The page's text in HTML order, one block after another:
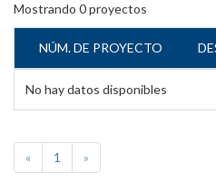
Mostrando 0proyectos
NÚM. DE PROYECTO
No hay datos disponibles
« 1 »